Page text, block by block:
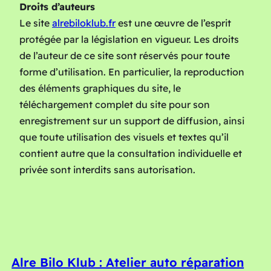
Droits d’auteurs
Le site alrebiloklub.frest une œuvre de l’esprit
protégée par la législation en vigueur. Les droits
de l’auteur de ce site sont réservés pour toute
forme d’utilisation. En particulier, la reproduction
des éléments graphiques du site, le
téléchargement complet du site pour son
enregistrement sur un support de diffusion, ainsi
que toute utilisation des visuels et textes qu’il
contient autre que la consultation individuelle et
privée sont interdits sans autorisation.
Alre Bilo Klub : Atelier auto réparation